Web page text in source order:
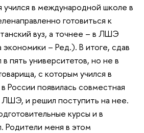
учился в международной школе в
готовиться к
вуз, а точнее – в ЛШЭ
– Ред.). В итоге, сдав
пять университетов, но не в
с которым учился в
в России появилась совместная
и решил поступить на нее.
курсы и в
Родители меня в этом